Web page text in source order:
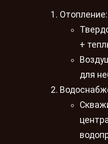
Отопление:
+
для